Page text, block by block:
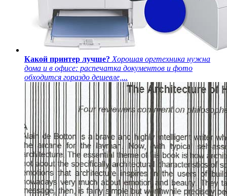
Какой принтер лучше? Хорошая оргтехника нужна
дома и в офисе: распечатка документов и фото
обходится гораздо дешевле,...